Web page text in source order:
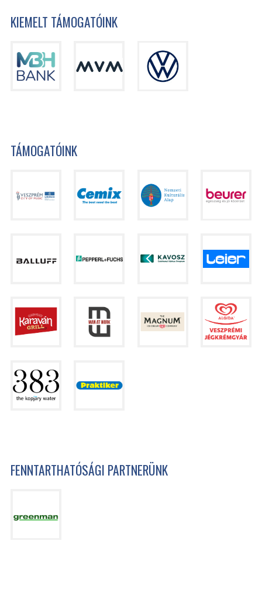
KIEMELT TÁMOGATÓINK
TÁMOGATÓINK
FENNTARTHATÓSÁGI PARTNERÜNK